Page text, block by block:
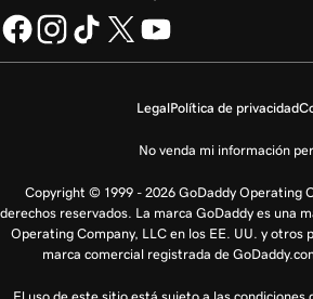
LegalPolítica de privacidad
No venda mi información
Copyright © 1999 - 2026 GoDaddy Operating
derechos reservados. La marca GoDaddy es una
Operating Company, LLC en los EE. UU. y otros
marca comercial registrada de